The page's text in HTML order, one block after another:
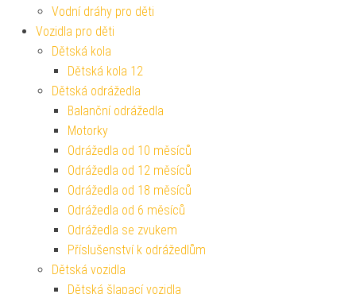
Vodní dráhy pro děti
Vozidla pro děti
Dětská kola
Dětská kola 12
Dětská odrážedla
Balanční odrážedla
Motorky
Odrážedla od 10 měsíců
Odrážedla od 12 měsíců
Odrážedla od 18 měsíců
Odrážedla od 6 měsíců
Odrážedla se zvukem
Příslušenství k odrážedlům
Dětská vozidla
Dětská šlapací vozidla